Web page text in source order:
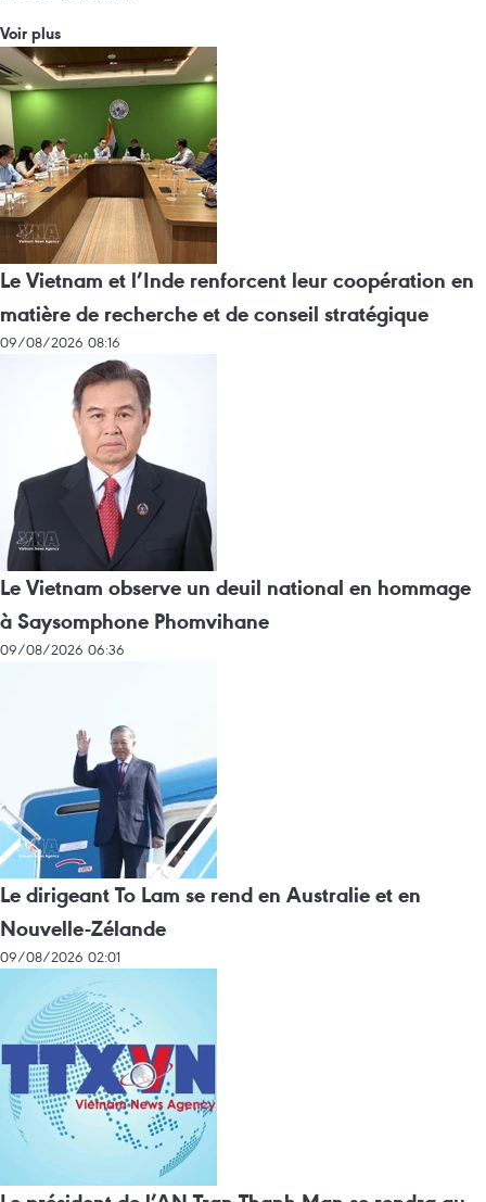
Voir plus
Le Vietnam et l’Inde renforcent leur coopération en
matière de recherche et de conseil stratégique
09/08/2026 08:16
Le Vietnam observe un deuil national en hommage
à Saysomphone Phomvihane
09/08/2026 06:36
Le dirigeant To Lam se rend en Australie et en
Nouvelle-Zélande
09/08/2026 02:01